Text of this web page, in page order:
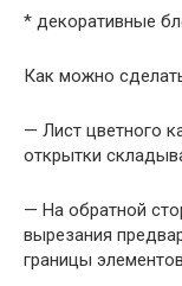
* декоративные
Как можно
— Лист цветного
открытки
— На обратной
вырезания
границы